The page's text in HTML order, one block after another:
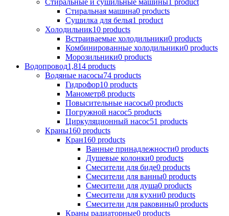
Стиральная машина0 products
Сушилка для белья1 product
Холодильник10 products
Встраиваемые холодильники0 products
Комбинированные холодильники0 products
Морозильники0 products
Водопровод1,814 products
Водяные насосы74 products
Гидрофор10 products
Манометр8 products
Повысительные насосы0 products
Погружной насос5 products
Циркуляционный насос51 products
Краны160 products
Кран160 products
Ванные принадлежности0 products
Душевые колонки0 products
Смесители для биде0 products
Смесители для ванны0 products
Смесители для душа0 products
Смесители для кухни0 products
Смесители для раковины0 products
Краны радиаторные0 products